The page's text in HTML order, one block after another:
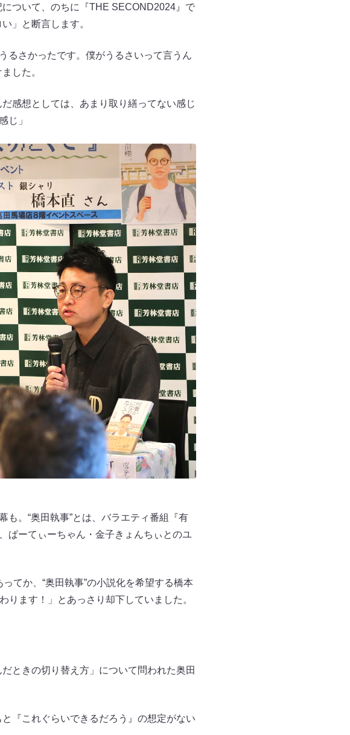
ついて、のちに『THE SECOND2024』で
」と断言します。
るさかったです。僕がうるさいって言うん
した。
感想としては、あまり取り繕ってない感じ
じ」
も。“奥田執事”とは、バラエティ番組『有
ぱーてぃーちゃん・金子きょんちぃとのユ
てか、“奥田執事”の小説化を希望する橋本
ます！」とあっさり却下していました。
ときの切り替え方」について問われた奥田
『これぐらいできるだろう』の想定がない